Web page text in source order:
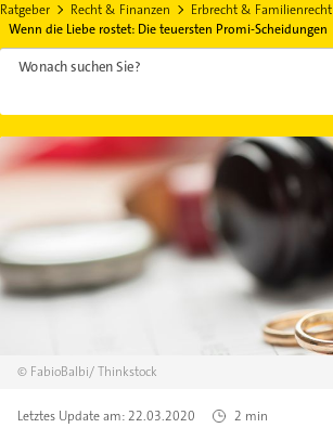
Ratgeber Recht & Finanzen Erbrecht & Familienrecht
Wenn die Liebe rostet: Die teuersten Promi-Scheidungen
Wonach suchen Sie?
© FabioBalbi/Thinkstock
Letztes Update am:22.03.2020 2 min